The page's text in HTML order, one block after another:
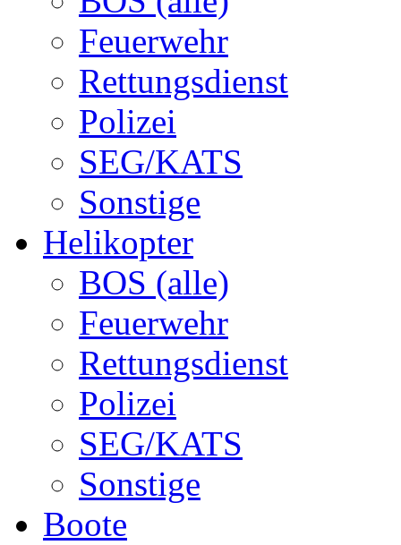
Feuerwehr
Rettungsdienst
Polizei
SEG/KATS
Sonstige
Helikopter
BOS (alle)
Feuerwehr
Rettungsdienst
Polizei
SEG/KATS
Sonstige
Boote